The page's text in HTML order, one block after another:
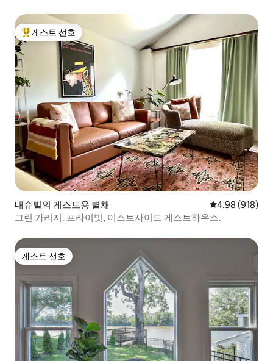
상위 게스트 선호
게스트 선호
내슈빌의 게스트용 별채 평점 4.98점(5
4.98 (918)
그린 가리지. 프라이빗, 이스트사이드 게스트하우스.
게스트 선호
게스트 선호